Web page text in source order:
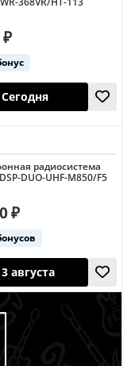
(Shure)
Сегодня
радиосистема
DUO-UHF-M850/F5
₽